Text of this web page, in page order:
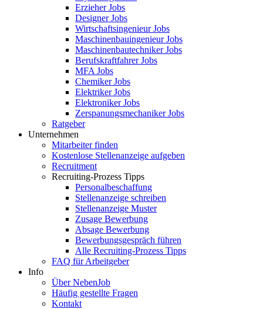
Erzieher Jobs
Designer Jobs
Wirtschaftsingenieur Jobs
Maschinenbauingenieur Jobs
Maschinenbautechniker Jobs
Berufskraftfahrer Jobs
MFA Jobs
Chemiker Jobs
Elektriker Jobs
Elektroniker Jobs
Zerspanungsmechaniker Jobs
Ratgeber
Unternehmen
Mitarbeiter finden
Kostenlose Stellenanzeige aufgeben
Recruitment
Recruiting-Prozess Tipps
Personalbeschaffung
Stellenanzeige schreiben
Stellenanzeige Muster
Zusage Bewerbung
Absage Bewerbung
Bewerbungsgespräch führen
Alle Recruiting-Prozess Tipps
FAQ für Arbeitgeber
Info
Über NebenJob
Häufig gestellte Fragen
Kontakt